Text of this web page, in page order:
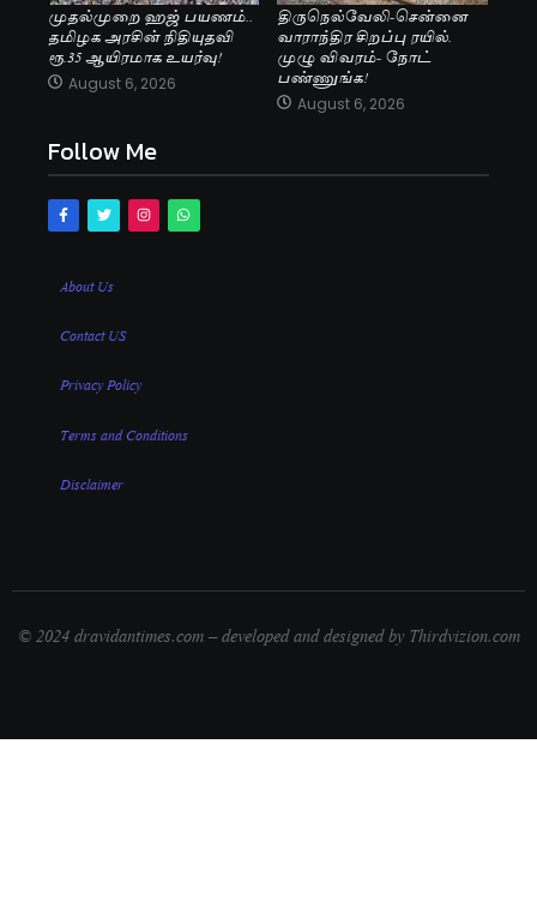
முதல்முறை ஹஜ் பயணம்..
தமிழக அரசின் நிதியுதவி
ரூ.35 ஆயிரமாக உயர்வு!
August 6, 2026
திருநெல்வேலி-சென்னை
வாராந்திர சிறப்பு ரயில்.
முழு விவரம்- நோட்
பண்ணுங்க!
August 6, 2026
Follow Me
About Us
Contact US
Privacy Policy
Terms and Conditions
Disclaimer
© 2024 dravidantimes.com – developed and designed by Thirdvizion.com